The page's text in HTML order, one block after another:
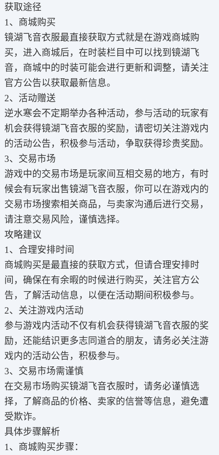
获取途径
1、商城购买
镜湖飞音衣服最直接获取方式就是在游戏商城购
买，进入商城后，在时装栏目中可以找到镜湖飞
音，商城中的时装可能会进行更新和调整，请关注
官方公告以获取最新信息。
2、活动赠送
逆水寒会不定期举办各种活动，参与活动的玩家有
机会获得镜湖飞音衣服的奖励，请密切关注游戏内
的活动公告，积极参与活动，争取获得珍贵奖励。
3、交易市场
游戏中的交易市场是玩家间互相交易的地方，有时
候会有玩家出售镜湖飞音衣服，你可以在游戏内的
交易市场搜索相关商品，与卖家沟通后进行交易，
请注意交易风险，谨慎选择。
攻略建议
1、合理安排时间
商城购买是最直接的获取方式，但请合理安排时
间，确保在有余暇的时候进行购买，关注官方公
告，了解活动信息，以便在活动期间积极参与。
2、关注游戏内活动
参与游戏内活动不仅有机会获得镜湖飞音衣服的奖
励，还能结识更多志同道合的朋友，请务必关注游
戏内的活动公告，积极参与。
3、交易市场需谨慎
在交易市场购买镜湖飞音衣服时，请务必谨慎选
择，了解商品的价格、卖家的信誉等信息，避免遭
受欺诈。
具体步骤解析
1、商城购买步骤：